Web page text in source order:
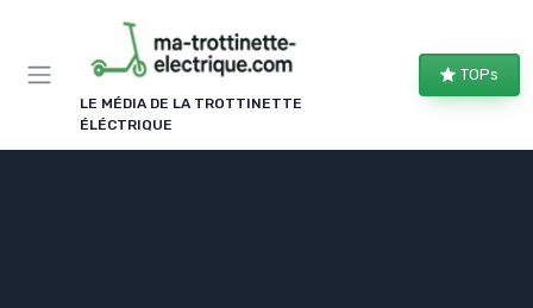
LE MÉDIA DE LA TROTTINETTE
ÉLÉCTRIQUE
TOPs